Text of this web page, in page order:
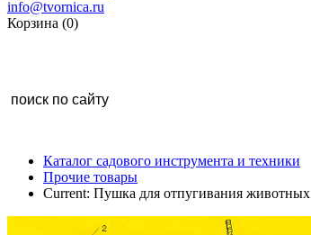
info@tvornica.ru
Корзина (0)
Каталог садового инструмента и техники
Прочие товары
Current: Пушка для отпугивания животных